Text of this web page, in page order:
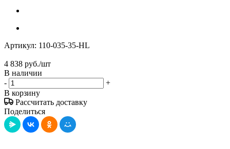
Артикул: 110-035-35-HL
4 838 руб./шт
В наличии
-
+
В корзину
Рассчитать доставку
Поделиться